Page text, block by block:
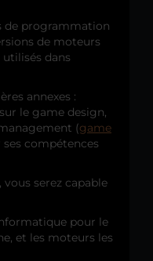
de programmation
de moteurs
dans
annexes :
le game design,
(game
compétences
vous serez capable
pour le
et les moteurs les